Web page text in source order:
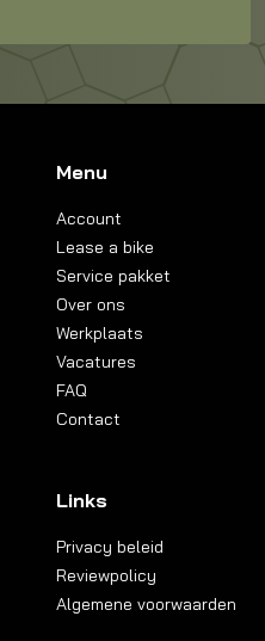
Menu
Account
Lease a bike
Service pakket
Over ons
Werkplaats
Vacatures
FAQ
Contact
Links
Privacy beleid
Reviewpolicy
Algemene voorwaarden